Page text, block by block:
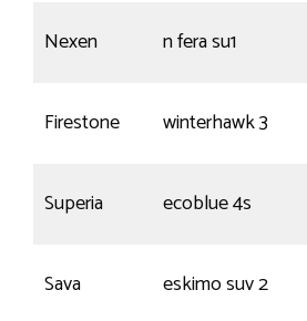
Nexen n fera su1
Firestone winterhawk 3
Superia ecoblue 4s
Sava eskimo suv 2